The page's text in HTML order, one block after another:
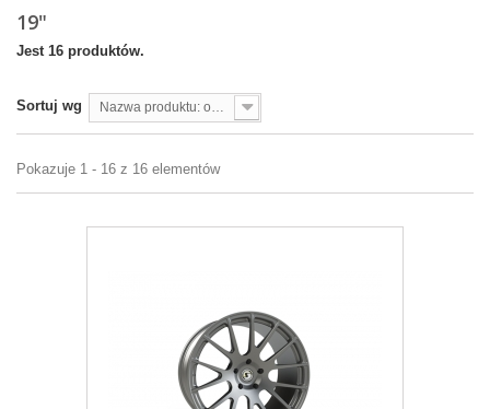
19"
Jest 16 produktów.
Sortuj wg Nazwa produktu: od A do Z
Pokazuje 1 - 16 z 16 elementów